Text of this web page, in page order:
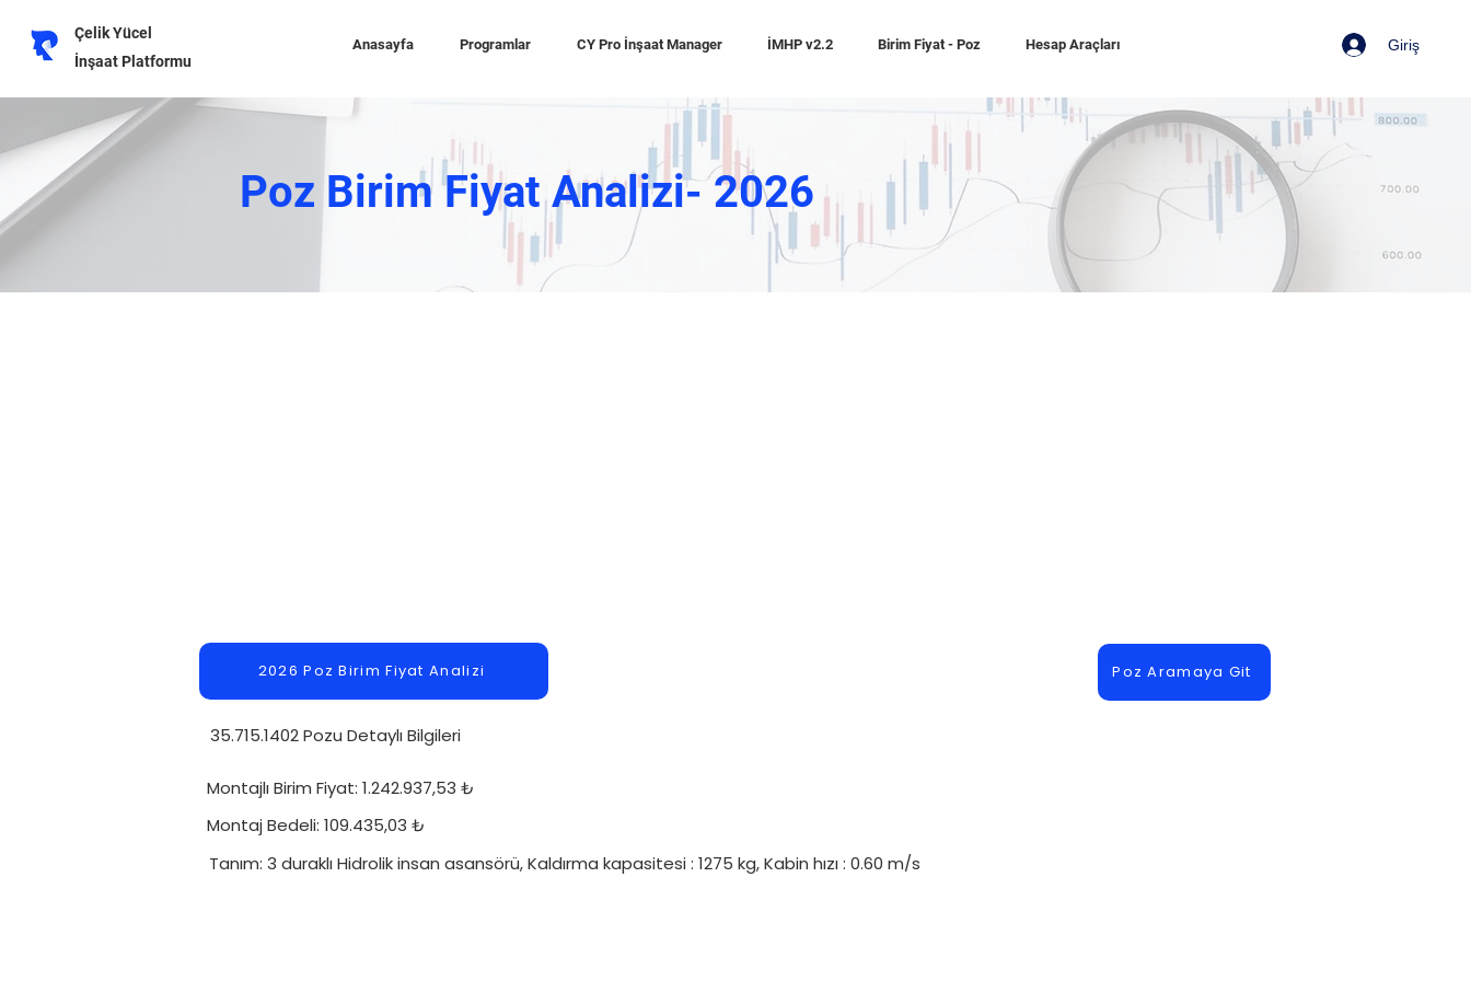
Çelik Yücel
İnşaat Platformu
Anasayfa Programlar CY Pro İnşaat Manager İMHP v2.2 Birim Fiyat - Poz Hesap Araçları Giriş
Poz Birim Fiyat Analizi- 2026
2026 Poz Birim Fiyat Analizi Poz Aramaya Git
35.715.1402 Pozu Detaylı Bilgileri
Montajlı Birim Fiyat: 1.242.937,53 ₺
Montaj Bedeli: 109.435,03 ₺
Tanım: 3 duraklı Hidrolik insan asansörü, Kaldırma kapasitesi : 1275 kg, Kabin hızı : 0.60 m/s